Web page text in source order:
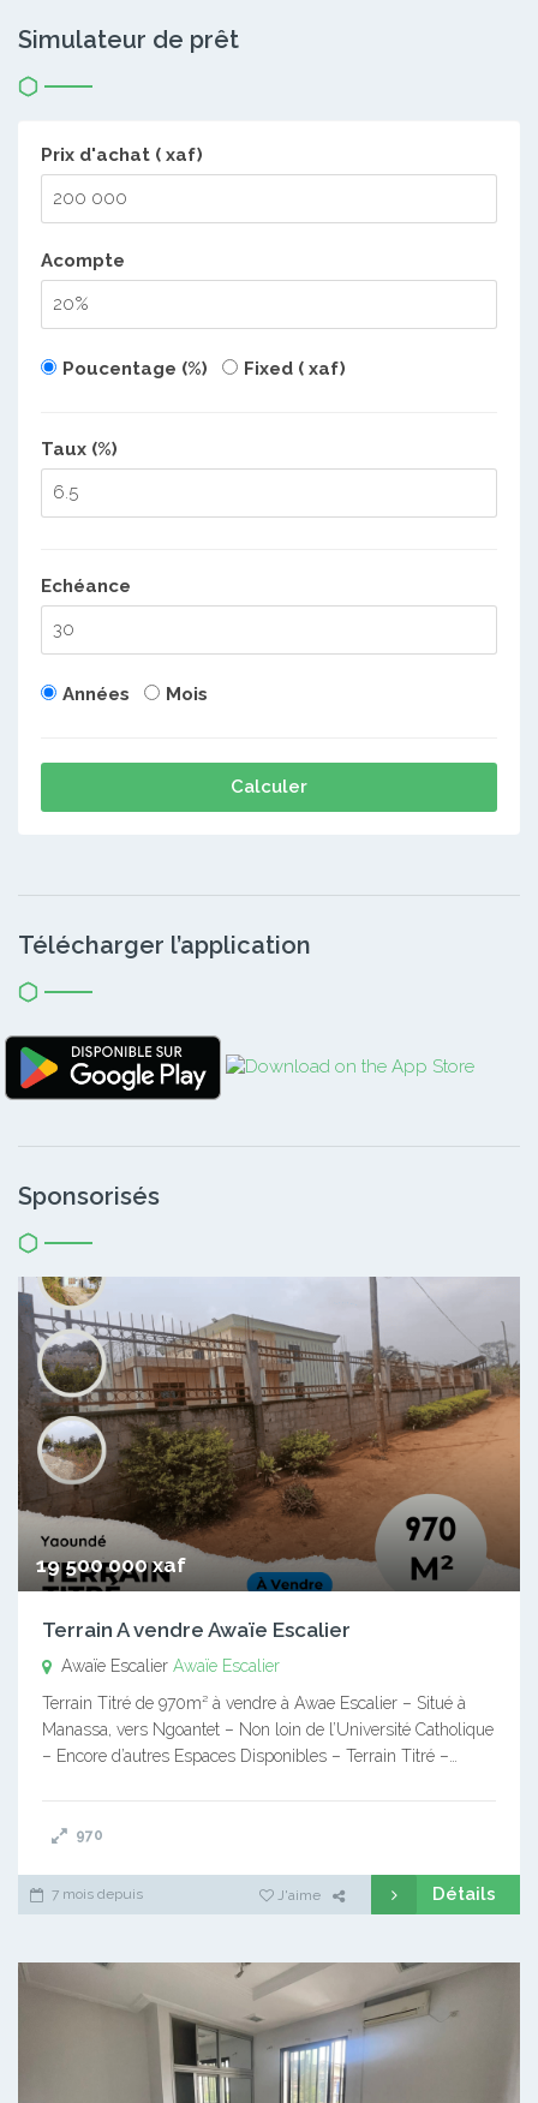
Simulateur de prêt
Prix d'achat ( xaf)
Acompte
Poucentage (%) Fixed ( xaf)
Taux (%)
Echéance
Années Mois
Calculer
Télécharger l’application
Sponsorisés
19 500 000 xaf
Terrain A vendre Awaïe Escalier
Awaïe Escalier Awaïe Escalier
Terrain Titré de 970m² à vendre à Awae Escalier – Situé à
Manassa, vers Ngoantet – Non loin de l’Université Catholique
– Encore d’autres Espaces Disponibles – Terrain Titré –…
970
7 mois depuis J'aime Détails